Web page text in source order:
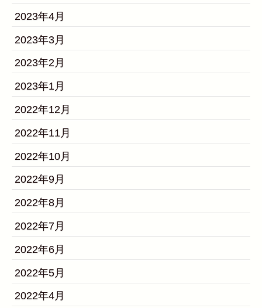
2023年4月
2023年3月
2023年2月
2023年1月
2022年12月
2022年11月
2022年10月
2022年9月
2022年8月
2022年7月
2022年6月
2022年5月
2022年4月